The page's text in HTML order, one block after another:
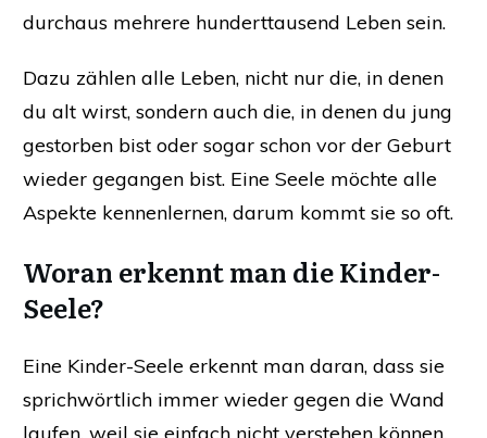
durchaus mehrere hunderttausend Leben sein.
Dazu zählen alle Leben, nicht nur die, in denen
du alt wirst, sondern auch die, in denen du jung
gestorben bist oder sogar schon vor der Geburt
wieder gegangen bist. Eine Seele möchte alle
Aspekte kennenlernen, darum kommt sie so oft.
Woran erkennt man die Kinder-
Seele?
Eine Kinder-Seele erkennt man daran, dass sie
sprichwörtlich immer wieder gegen die Wand
laufen, weil sie einfach nicht verstehen können,